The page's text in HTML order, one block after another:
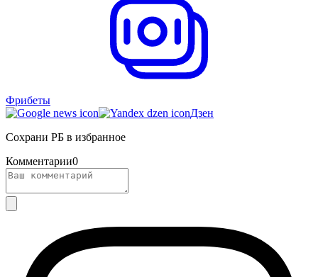
Фрибеты
Дзен
Сохрани РБ в избранное
Комментарии0